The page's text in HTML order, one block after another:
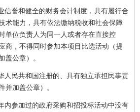
誉和健全的财务会计制度，具有履行合
术能力，具有依法缴纳税收和社会保障
单位负责人为同一人或者存在直接控
商，不得同时参加本项目比选活动（提
盖公章）。
民共和国注册的、具有独立承担民事责
并加盖公章）。
参加过的政府采购和招投标活动中没有